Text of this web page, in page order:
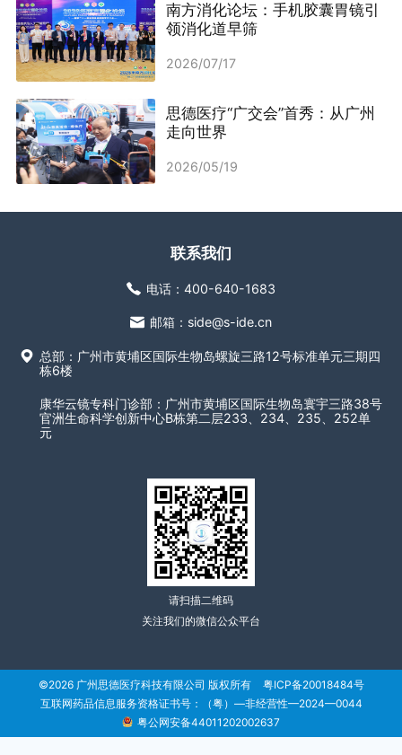
南方消化论坛：手机胶囊胃镜引
领消化道早筛
2026/07/17
思德医疗“广交会”首秀：从广州
走向世界
2026/05/19
联系我们
电话：400-640-1683
邮箱：side@s-ide.cn
总部：广州市黄埔区国际生物岛螺旋三路12号标准单元三期四
栋6楼
康华云镜专科门诊部：广州市黄埔区国际生物岛寰宇三路38号
官洲生命科学创新中心B栋第二层233、234、235、252单
元
请扫描二维码
关注我们的微信公众平台
©2026 广州思德医疗科技有限公司 版权所有
粤ICP备20018484号
互联网药品信息服务资格证书号：
（粤）—非经营性—2024—0044
粤公网安备44011202002637